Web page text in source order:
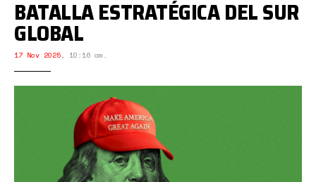
BATALLA ESTRATÉGICA DEL SUR
GLOBAL
17 Nov 2025, 10:16 am.